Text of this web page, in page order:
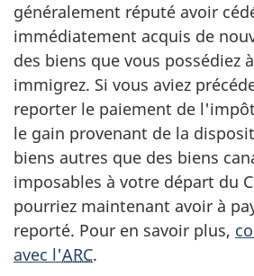
généralement réputé avoir
immédiatement acquis de
des biens que vous possédiez
immigrez. Si vous aviez
reporter le paiement de
le gain provenant de la
biens autres que des biens
imposables à votre départ du
pourriez maintenant avoir à
reporté. Pour en savoir plus,
avec l'ARC.